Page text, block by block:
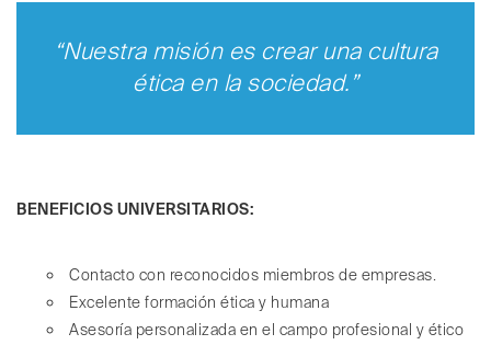
“Nuestra misión es crear una cultura
ética en la sociedad.”
BENEFICIOS UNIVERSITARIOS:
Contacto con reconocidos miembros de empresas.
Excelente formación ética y humana
Asesoría personalizada en el campo profesional y ético